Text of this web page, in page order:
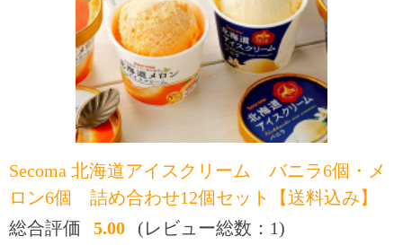
Secoma 北海道アイスクリーム バニラ6個・メ
ロン6個 詰め合わせ12個セット【送料込み】
5.00 (レビュー総数：1)
レビュー一覧
<< 1 >>
投稿日：2022-10-10 21:24:45
おすすめ度：